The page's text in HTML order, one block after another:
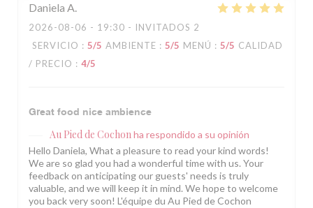
Daniela A
2026-08-06 - 19:30 - INVITADOS 2
SERVICIO : 5/5 AMBIENTE : 5/5 MENÚ : 5/5 CALIDAD
/ PRECIO : 4/5
Great food nice ambience
Au Pied de Cochonha respondido a su opinión
Hello Daniela, What a pleasure to read your kind words!
We are so glad you had a wonderful time with us. Your
feedback on anticipating our guests' needs is truly
valuable, and we will keep it in mind. We hope to welcome
you back very soon! L'équipe du Au Pied de Cochon